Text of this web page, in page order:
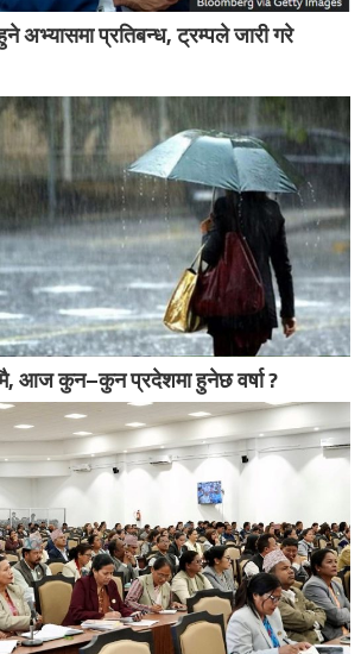
अभ्यासमा प्रतिबन्ध, ट्रम्पले जारी गरे
आज कुन–कुन प्रदेशमा हुनेछ वर्षा ?